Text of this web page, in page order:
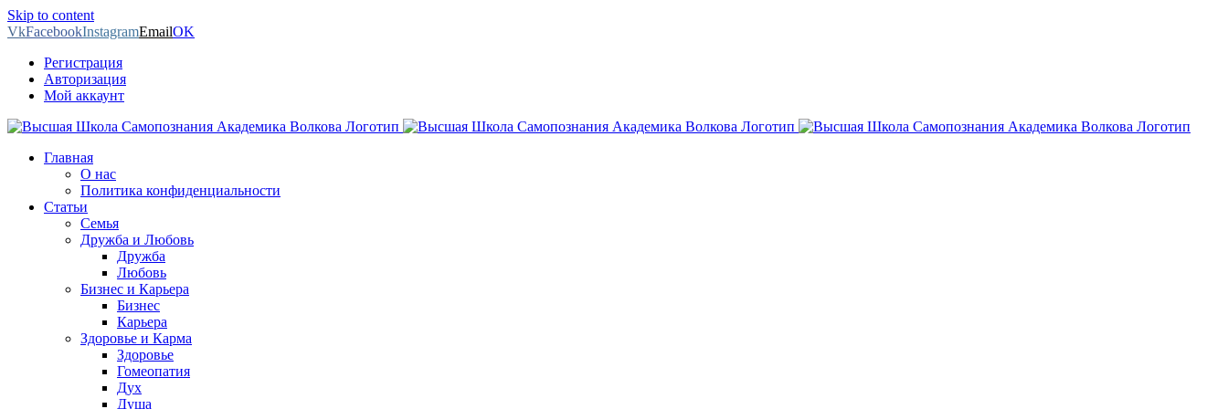
Skip to content
VkFacebookInstagramEmailOK
Регистрация
Авторизация
Мой аккаунт
Главная
О нас
Политика конфиденциальности
Статьи
Семья
Дружба и Любовь
Дружба
Любовь
Бизнес и Карьера
Бизнес
Карьера
Здоровье и Карма
Здоровье
Гомеопатия
Дух
Душа